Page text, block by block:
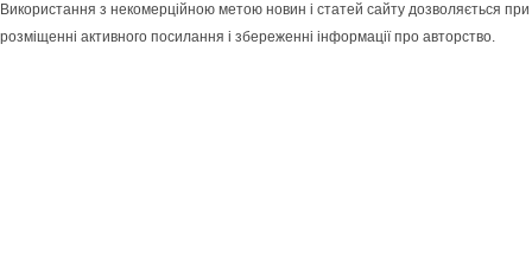
Використання з некомерційною метою новин і статей сайту дозволяється при
розміщенні активного посилання і збереженні інформації про авторство.